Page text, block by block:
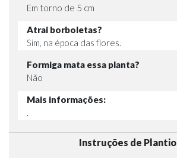
Em torno de 5 cm
Atrai borboletas?
Sim, na época das flores.
Formiga mata essa planta?
Não
Mais informações:
.
Instruções de Plantio